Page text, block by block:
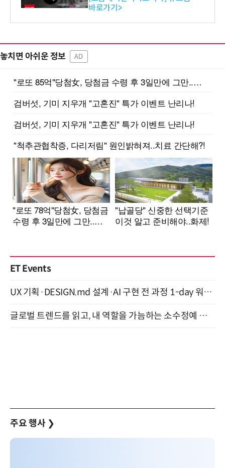
바로가기>
놓치면 아쉬운 정보 AD
ET Events
UX 기획·DESIGN.md 설계·AI 구현 전 과정 1-day 워크숍 with Claude Code·Codex 9월 15일 개최
글로벌 트렌드를 읽고, 내 역할을 가늠하는 소수정예 실습 워크숍 (8/28)
주요 행사 ❯